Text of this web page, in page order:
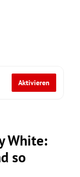
Aktivieren
White:
so